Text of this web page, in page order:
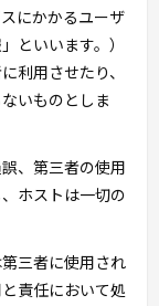
にかかるユーザ
といいます。）
利用させたり、
いものとしま
、第三者の使用
ホストは一切の
三者に使用され
責任において処